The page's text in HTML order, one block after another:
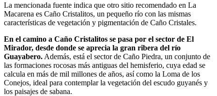
La mencionada fuente indica que otro sitio recomendado en La
Macarena es Caño Cristalitos, un pequeño río con las mismas
características de vegetación y pigmentación de Caño Cristales.
En el camino a Caño Cristalitos se pasa por el sector de El
Mirador, desde donde se aprecia la gran ribera del río
Guayabero. Además, está el sector de Caño Piedra, un conjunto de
las formaciones rocosas más antiguas del hemisferio, cuya edad se
calcula en más de mil millones de años, así como la Loma de los
Conejos, ideal para contemplar la vegetación del escudo guyanés y
los paisajes de sabana.